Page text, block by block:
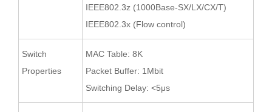
IEEE802.3z (1000Base-SX/LX/CX/T)
IEEE802.3x (Flow control)
Switch
Properties
MAC Table: 8K
Packet Buffer: 1Mbit
Switching Delay: <5μs